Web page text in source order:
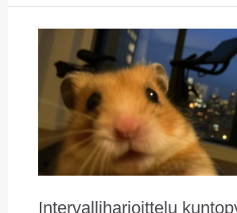
Intervalliharjoittelu